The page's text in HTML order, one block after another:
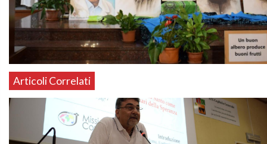
Articoli Correlati